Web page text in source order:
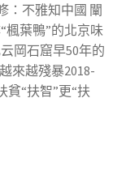
：不雅知中國 闡
楓葉鴨”的北京味
岡石窟早50年的
來越殘暴2018-
貧“扶智”更“扶